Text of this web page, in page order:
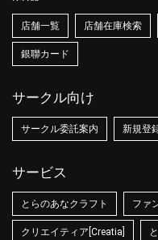
店舗一覧 店舗在庫検索
銀聯カード
サークル向け
サークル委託案内 新規登
サービス
とらのあなクラフト ファ
クリエイティア[Creatia]